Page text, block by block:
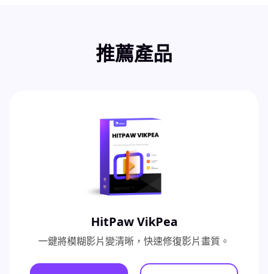
推薦產品
HitPaw VikPea
一鍵將模糊影片變清晰，快速修復影片畫質。